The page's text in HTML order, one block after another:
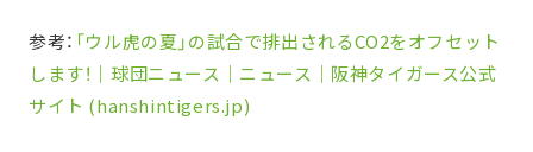
参考： 「ウル虎の夏」の試合で排出されるCO2をオフセット
します！｜球団ニュース｜ニュース｜阪神タイガース公式
サイト (hanshintigers.jp)